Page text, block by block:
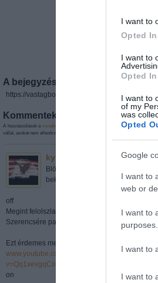
I want to
Opted In
I want to
Opted In
I want to
of my
was
Opted
Google
I want to
web or
I want to
purposes.
I want to
I want to
A bejegyzés trackback címe:
https://vastagbor.blog.hu/api/trackback/id/
Kommentek:
A hozzászólások avonatkozó jogszabályok értelmében felhasználói
vállal, azokat nem ellenőrzi. Kifogás esetén forduljon a blog szerkesztőjéhez.
kyncza 2009.07.02. 14:07:43
Blöffölt, és nem jött be. Ugyanazt
bekaphatja mindenki. És
off
Megint felolszlattak minket :(
Szerencsére papíron, nem élőben.
Ezt érdemes megnézni:
www.youtube.com/watch?
on